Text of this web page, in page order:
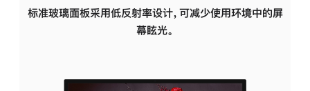
标准玻璃面板采用低反射率设计，可减少使用环境中的屏
幕眩光。